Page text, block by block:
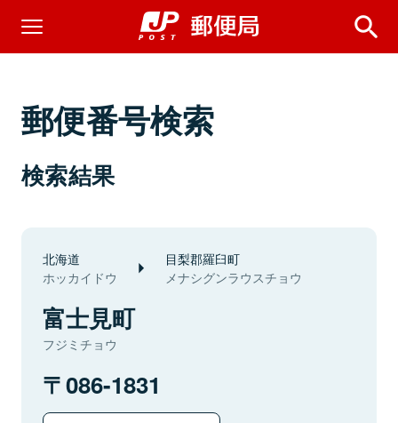
郵便番号検索
検索結果
北海道
ホッカイドウ
目梨郡羅臼町
メナシグンラウスチョウ
富士見町
フジミチョウ
086-1831